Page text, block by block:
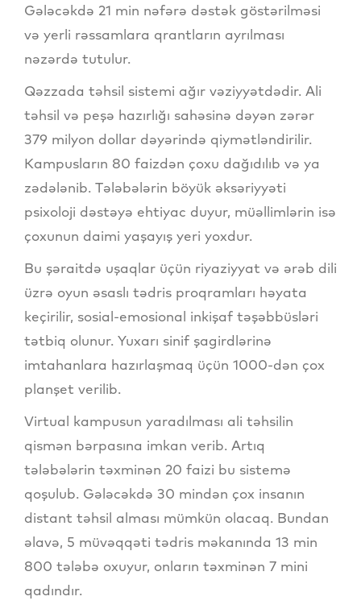
Gələcəkdə 21 min nəfərə dəstək göstərilməsi
və yerli rəssamlara qrantların ayrılması
nəzərdə tutulur.
Qəzzada təhsil sistemi ağır vəziyyətdədir. Ali
təhsil və peşə hazırlığı sahəsinə dəyən zərər
379 milyon dollar dəyərində qiymətləndirilir.
Kampusların 80 faizdən çoxu dağıdılıb və ya
zədələnib. Tələbələrin böyük əksəriyyəti
psixoloji dəstəyə ehtiyac duyur, müəllimlərin isə
çoxunun daimi yaşayış yeri yoxdur.
Bu şəraitdə uşaqlar üçün riyaziyyat və ərəb dili
üzrə oyun əsaslı tədris proqramları həyata
keçirilir, sosial-emosional inkişaf təşəbbüsləri
tətbiq olunur. Yuxarı sinif şagirdlərinə
imtahanlara hazırlaşmaq üçün 1000-dən çox
planşet verilib.
Virtual kampusun yaradılması ali təhsilin
qismən bərpasına imkan verib. Artıq
tələbələrin təxminən 20 faizi bu sistemə
qoşulub. Gələcəkdə 30 mindən çox insanın
distant təhsil alması mümkün olacaq. Bundan
əlavə, 5 müvəqqəti tədris məkanında 13 min
800 tələbə oxuyur, onların təxminən 7 mini
qadındır.